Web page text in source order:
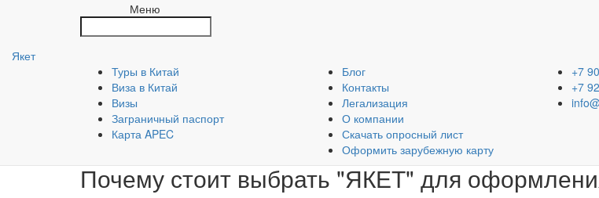
Оформляем карты АРЕС, визы во Францию, Китай, США, Тайвань | Оформляем карты АРЕС, визы во
Оформляем карты АРЕС,
Китай, США, Тайвань |
Меню
Якет
Туры в Китай
Виза в Китай
Визы
Заграничный паспорт
Карта APEC
Блог
Контакты
Легализация
О компании
Скачать опросный лист
Оформить зарубежную карту
+7
+7
Шенгенская виза
Шенгенская виза открывает россиянам доступ к странам Европы, предоставляя возможность
"ЯКЕТ" в Москве помогает сделать процесс оформления шенгенской визы максимально
сэкономите время и силы. Наши специалисты обеспечат правильную подачу документов и помогут
Почему стоит выбрать "ЯКЕТ" для